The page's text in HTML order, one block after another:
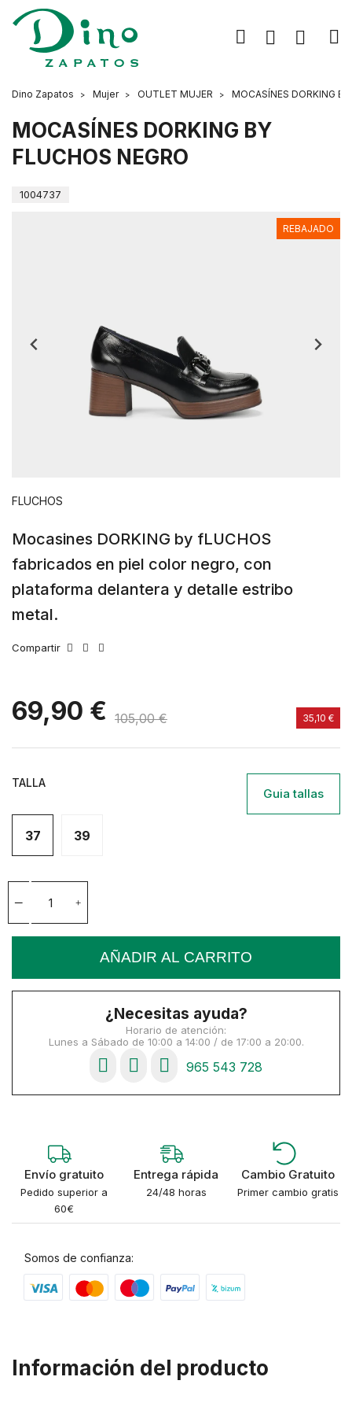
Dino Zapatos Mujer OUTLET MUJER MOCASÍNES DORKING
MOCASÍNES DORKING BY
FLUCHOS NEGRO
1004737
REBAJADO
FLUCHOS
Mocasines DORKING by fLUCHOS
fabricados en piel color negro, con
plataforma delantera y detalle estribo
metal.
Compartir
69,90 € 105,00 € 35,10 €
TALLA
Guia tallas
37 39
AÑADIR AL CARRITO
¿Necesitas ayuda?
Horario de atención:
Lunes a Sábado de 10:00 a 14:00 / de 17:00 a 20:00.
965 543 728
Envío gratuito
Pedido superior a
60€
Entrega rápida
24/48 horas
Cambio Gratuito
Primer cambio gratis
Somos de confianza:
Información del producto